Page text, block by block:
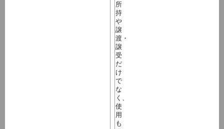
所
持
や
譲
渡・
譲
受
だ
け
で
な
く、
使
用
も